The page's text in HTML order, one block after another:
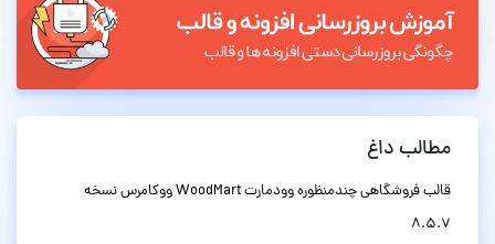
مطالب داغ
قالب فروشگاهی چندمنظوره وودمارت WoodMart ووکامرس نسخه
8.5.7